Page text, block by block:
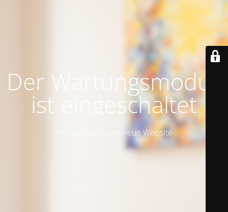
Der Wartungsmodus
ist eingeschaltet
HIer entsteht eine neue Website